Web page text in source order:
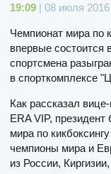
19:09 | 08 июля 2016
Чемпионат мира по
впервые состоится
спортсмена
в спорткомплексе
Как рассказал
ERA VIP,
мира по
чемпионы мира и
из России,